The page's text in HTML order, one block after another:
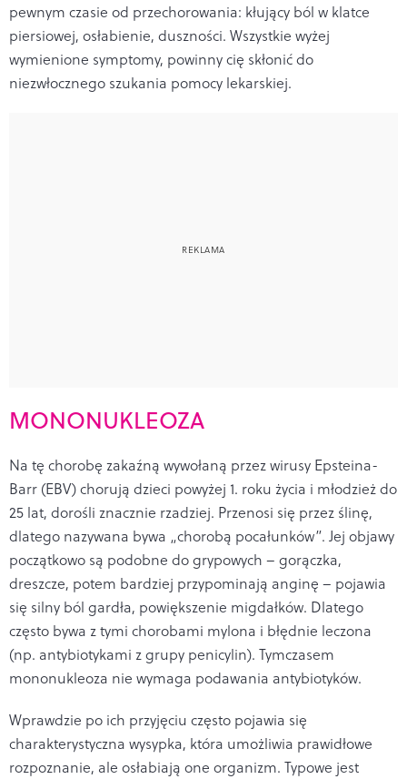
pewnym czasie od przechorowania: kłujący ból w klatce
piersiowej, osłabienie, duszności. Wszystkie wyżej
wymienione symptomy, powinny cię skłonić do
niezwłocznego szukania pomocy lekarskiej.
MONONUKLEOZA
Na tę chorobę zakaźną wywołaną przez wirusy Epsteina-
Barr (EBV) chorują dzieci powyżej 1. roku życia i młodzież do
25 lat, dorośli znacznie rzadziej. Przenosi się przez ślinę,
dlatego nazywana bywa „chorobą pocałunków”. Jej objawy
początkowo są podobne do grypowych – gorączka,
dreszcze, potem bardziej przypominają anginę – pojawia
się silny ból gardła, powiększenie migdałków. Dlatego
często bywa z tymi chorobami mylona i błędnie leczona
(np. antybiotykami z grupy penicylin). Tymczasem
mononukleoza nie wymaga podawania antybiotyków.
Wprawdzie po ich przyjęciu często pojawia się
charakterystyczna wysypka, która umożliwia prawidłowe
rozpoznanie, ale osłabiają one organizm. Typowe jest